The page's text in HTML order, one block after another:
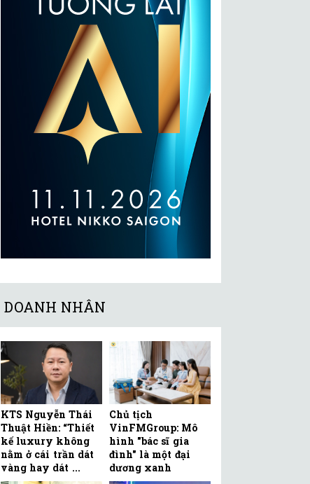
DOANH NHÂN
KTS Nguyễn Thái
Thuật Hiền: “Thiết
kế luxury không
nằm ở cái trần dát
vàng hay dát ...
Chủ tịch
VinFMGroup: Mô
hình "bác sĩ gia
đình" là một đại
dương xanh